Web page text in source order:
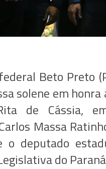
Beto Preto
solene em
de Cássia,
Massa
o deputado
do